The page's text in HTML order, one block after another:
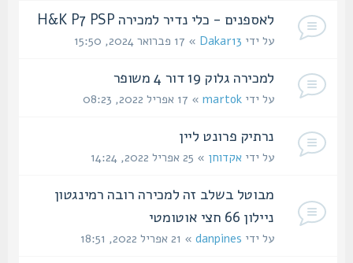
לאספנים - כלי נדיר למכירה H&K P7 PSP
על ידיDakar13» 17 פברואר 2024, 15:50
למכירה גלוק 19 דור 4 משופר
על ידיmartok» 17 אפריל 2022, 08:23
נרתיק פרונט ליין
על ידיאקדוחן» 25 אפריל 2022, 14:24
מבוטל בשלב זה למכירה רובה רמינגטון
ניילון 66 חצי אוטומטי
על ידיdanpines» 21 אפריל 2022, 18:51